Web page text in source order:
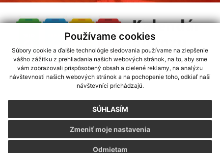
Používame cookies
Súbory cookie a ďalšie technológie sledovania používame na zlepšenie
vášho zážitku z prehliadania našich webových stránok, na to, aby sme
vám zobrazovali prispôsobený obsah a cielené reklamy, na analýzu
návštevnosti našich webových stránok a na pochopenie toho, odkiaľ naši
návštevníci prichádzajú.
SÚHLASÍM
Odmietam
Zmeniť moje nastavenia
využite možnosť získavania aktuálnych informácií s využitím RSS
CMS systém (redakčný) systém ECHELON 2
Mapa stránok
webhosting,webex.digital,domény,registrácia domény,spoločnosť webex.digital
technický prevádzkovateľ-webdesign
Posledná aktualizácia:16.06.2026
Vyhlásenie o prístupnosti|Autorské práva
Ochrana osobných údajov